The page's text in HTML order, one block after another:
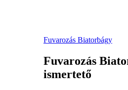
Fuvarozás Biatorbágy
Fuvarozás
ismertető